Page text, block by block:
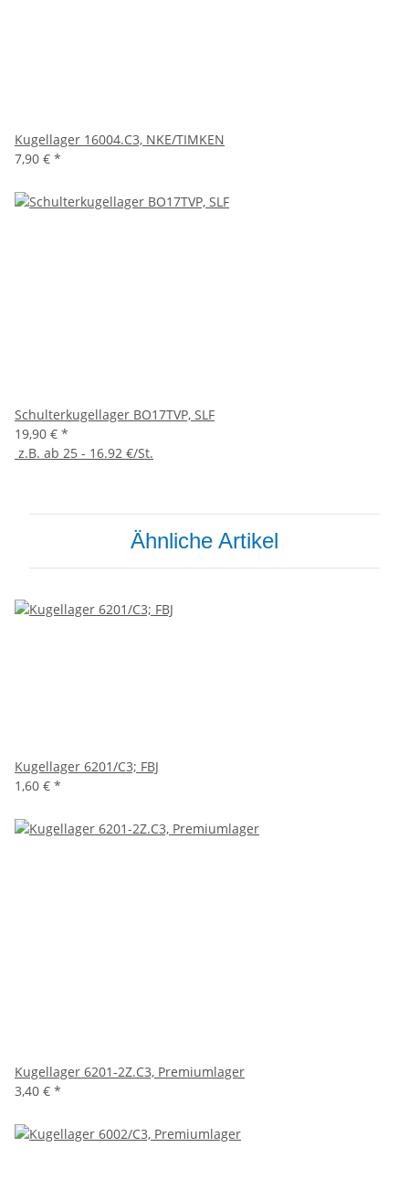
Kugellager 16004.C3, NKE/TIMKEN
7,90 € *
Schulterkugellager BO17TVP, SLF
19,90 € *
z.B. ab 25 - 16.92 €/St.
Ähnliche Artikel
Kugellager 6201/C3; FBJ
1,60 € *
Kugellager 6201-2Z.C3, Premiumlager
3,40 € *